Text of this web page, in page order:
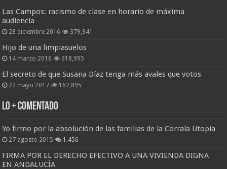
Las Campos: racismo de clase en horario de máxima
audiencia
28 diciembre 2016 379,941
Hijo de una limpiasuelos
14 marzo 2016 318,995
El secreto de que Susana Díaz tenga más avales que votos
22 mayo 2017 162,895
Lo + Comentado
Yo firmo por la absolución de las familias de la Corrala Utopía
27 agosto 2015 1.456
FIRMA POR EL DERECHO EFECTIVO A UNA VIVIENDA DIGNA
EN ANDALUCÍA